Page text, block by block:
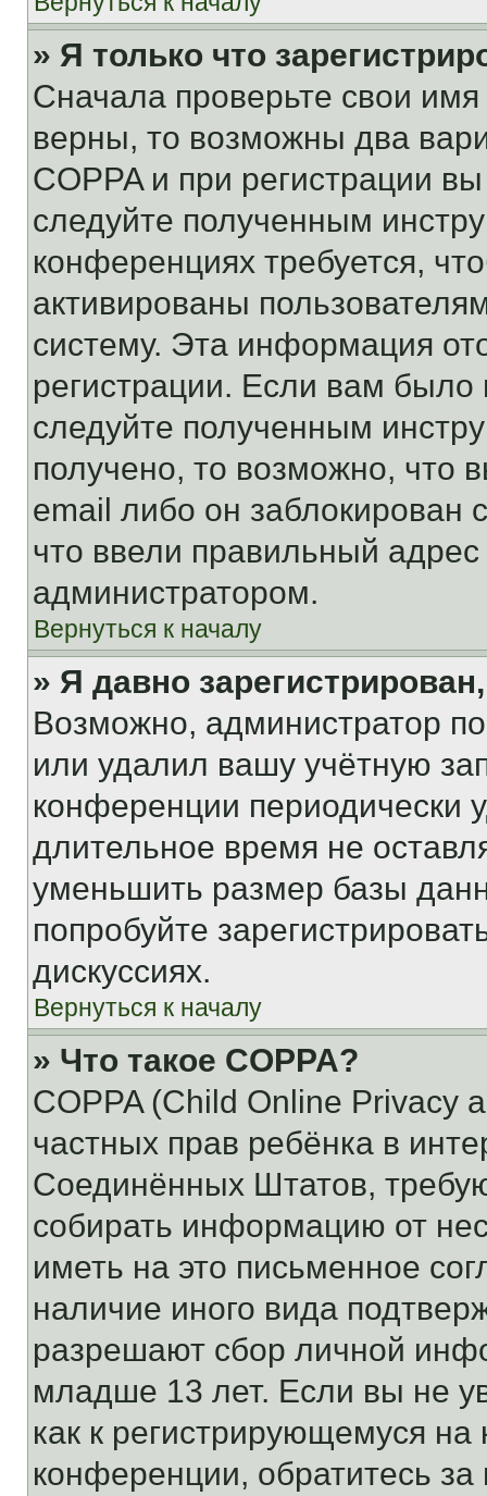
» Я только что
Сначала проверьте свои
верны, то возможны два
COPPA и при регистрации
следуйте полученным
конференциях требуется,
активированы
систему. Эта информация
регистрации. Если вам
следуйте полученным
получено, то возможно, что
email либо он
что ввели правильный адрес
администратором.
Вернуться к началу
» Я давно
Возможно, администратор
или удалил вашу учётную
конференции периодически
длительное время не
уменьшить размер базы
попробуйте
дискуссиях.
Вернуться к началу
» Что такое COPPA?
COPPA (Child Online Privacy
частных прав ребёнка в
Соединённых Штатов,
собирать информацию от
иметь на это письменное
наличие иного вида
разрешают сбор личной
младше 13 лет. Если вы не
как к регистрирующемуся
конференции, обратитесь